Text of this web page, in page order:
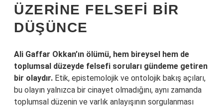
ÜZERINE FELSEFI BIR
DÜŞÜNCE
Ali Gaffar Okkan’ın ölümü, hem bireysel hem de
toplumsal düzeyde felsefi soruları gündeme getiren
bir olaydır. Etik, epistemolojik ve ontolojik bakış açıları,
bu olayın yalnızca bir cinayet olmadığını, aynı zamanda
toplumsal düzenin ve varlık anlayışının sorgulanması